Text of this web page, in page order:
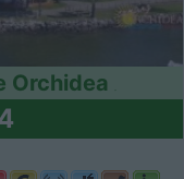
Orchidea